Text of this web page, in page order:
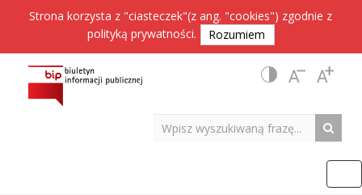
Strona korzysta z "ciasteczek"(z ang. "cookies") zgodnie z
polityką prywatności. Rozumiem